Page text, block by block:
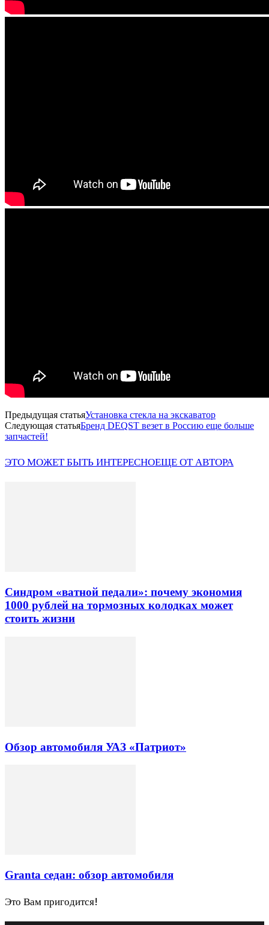
Предыдущая статьяУстановка стекла на экскаватор
Следующая статьяБренд DEQST везет в Россию еще больше
запчастей!
ЭТО МОЖЕТ БЫТЬ ИНТЕРЕСНОЕЩЕ ОТ АВТОРА
Синдром «ватной педали»: почему экономия
1000 рублей на тормозных колодках может
стоить жизни
Обзор автомобиля УАЗ «Патриот»
Granta седан: обзор автомобиля
Это Вам пригодится!